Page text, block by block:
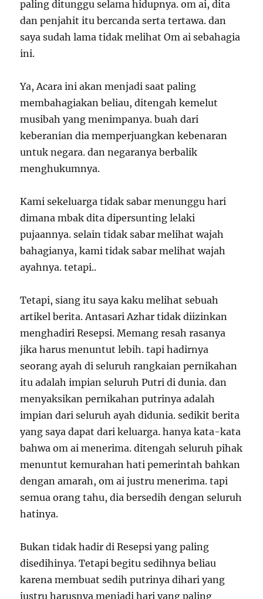
paling ditunggu selama hidupnya. om ai, dita
dan penjahit itu bercanda serta tertawa. dan
saya sudah lama tidak melihat Om ai sebahagia
ini.
Ya, Acara ini akan menjadi saat paling
membahagiakan beliau, ditengah kemelut
musibah yang menimpanya. buah dari
keberanian dia memperjuangkan kebenaran
untuk negara. dan negaranya berbalik
menghukumnya.
Kami sekeluarga tidak sabar menunggu hari
dimana mbak dita dipersunting lelaki
pujaannya. selain tidak sabar melihat wajah
bahagianya, kami tidak sabar melihat wajah
ayahnya. tetapi..
Tetapi, siang itu saya kaku melihat sebuah
artikel berita. Antasari Azhar tidak diizinkan
menghadiri Resepsi. Memang resah rasanya
jika harus menuntut lebih. tapi hadirnya
seorang ayah di seluruh rangkaian pernikahan
itu adalah impian seluruh Putri di dunia. dan
menyaksikan pernikahan putrinya adalah
impian dari seluruh ayah didunia. sedikit berita
yang saya dapat dari keluarga. hanya kata-kata
bahwa om ai menerima. ditengah seluruh pihak
menuntut kemurahan hati pemerintah bahkan
dengan amarah, om ai justru menerima. tapi
semua orang tahu, dia bersedih dengan seluruh
hatinya.
Bukan tidak hadir di Resepsi yang paling
disedihinya. Tetapi begitu sedihnya beliau
karena membuat sedih putrinya dihari yang
justru harusnya menjadi hari yang paling